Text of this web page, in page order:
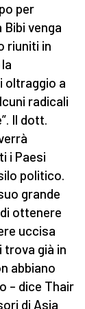
per
venga
riuniti in
oltraggio a
radicali
Il dott.
i Paesi
politico.
grande
ottenere
uccisa
trova già in
abbiano
– dice Thair
di Asia